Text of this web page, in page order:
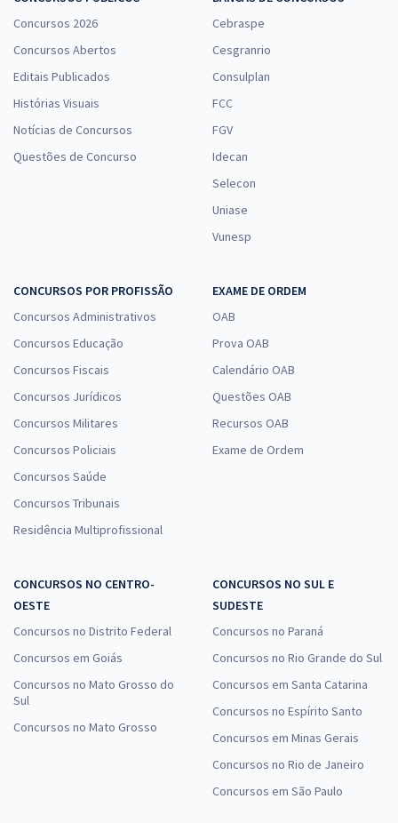
Concursos 2026
Concursos Abertos
Editais Publicados
Histórias Visuais
Notícias de Concursos
Questões de Concurso
Cebraspe
Cesgranrio
Consulplan
FCC
FGV
Idecan
Selecon
Uniase
Vunesp
CONCURSOS POR PROFISSÃO
Concursos Administrativos
Concursos Educação
Concursos Fiscais
Concursos Jurídicos
Concursos Militares
Concursos Policiais
Concursos Saúde
Concursos Tribunais
Residência Multiprofissional
EXAME DE ORDEM
OAB
Prova OAB
Calendário OAB
Questões OAB
Recursos OAB
Exame de Ordem
CONCURSOS NO CENTRO-
OESTE
Concursos no Distrito Federal
Concursos em Goiás
Concursos no Mato Grosso do
Sul
Concursos no Mato Grosso
CONCURSOS NO SUL E
SUDESTE
Concursos no Paraná
Concursos no Rio Grande do Sul
Concursos em Santa Catarina
Concursos no Espírito Santo
Concursos em Minas Gerais
Concursos no Rio de Janeiro
Concursos em São Paulo